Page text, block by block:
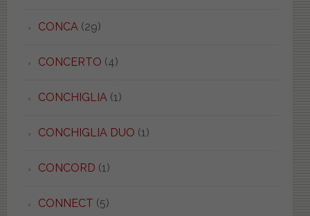
CONCA (29)
CONCERTO (4)
CONCHIGLIA (1)
CONCHIGLIA DUO (1)
CONCORD (1)
CONNECT (5)